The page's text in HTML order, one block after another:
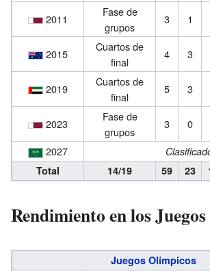
2011
Fase de
grupos
3 1
2015
Cuartos de
final
4 3
2019
Cuartos de
final
5 3
2023
Fase de
grupos
3 0
2027
Total
14/19 59 23
Rendimiento en los
Juegos Olímpicos